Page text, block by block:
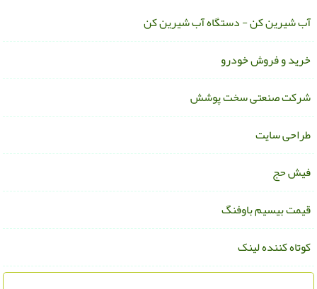
شیرین کن - دستگاه آب شیرین کن
و فروش خودرو
صنعتی سخت پوشش
سایت
حج
بیسیم باوفنگ
کننده لینک